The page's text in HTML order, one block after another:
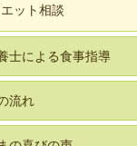
ット相談
士による食事指導
流れ